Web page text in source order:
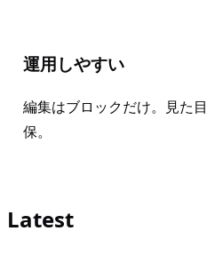
運用しやすい
編集はブロックだけ。見た
保。
Latest